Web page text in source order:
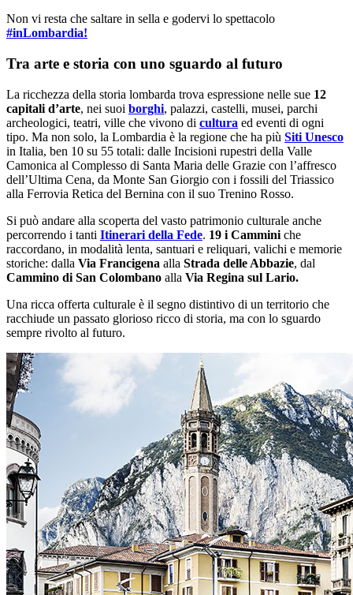
Non vi resta che saltare in sella e godervi lo spettacolo
#inLombardia!
Tra arte e storia con uno sguardo al futuro
La ricchezza della storia lombarda trova espressione nelle sue 12
capitali d’arte, nei suoi borghi, palazzi, castelli, musei, parchi
archeologici, teatri, ville che vivono di cultura ed eventi di ogni
tipo. Ma non solo, la Lombardia è la regione che ha più Siti Unesco
in Italia, ben 10 su 55 totali: dalle Incisioni rupestri della Valle
Camonica al Complesso di Santa Maria delle Grazie con l’affresco
dell’Ultima Cena, da Monte San Giorgio con i fossili del Triassico
alla Ferrovia Retica del Bernina con il suo Trenino Rosso.
Si può andare alla scoperta del vasto patrimonio culturale anche
percorrendo i tanti Itinerari della Fede. 19 i Cammini che
raccordano, in modalità lenta, santuari e reliquari, valichi e memorie
storiche: dalla Via Francigena alla Strada delle Abbazie, dal
Cammino di San Colombano alla Via Regina sul Lario.
Una ricca offerta culturale è il segno distintivo di un territorio che
racchiude un passato glorioso ricco di storia, ma con lo sguardo
sempre rivolto al futuro.